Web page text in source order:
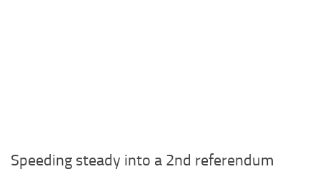
Speeding steady into a 2nd referendum